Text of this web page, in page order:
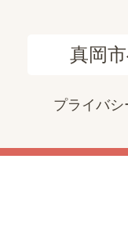
真岡
プライバ